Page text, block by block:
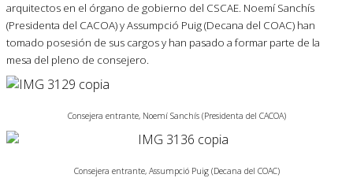
arquitectos en el órgano de gobierno del CSCAE. Noemí Sanchís
(Presidenta del CACOA) y Assumpció Puig (Decana del COAC) han
tomado posesión de sus cargos y han pasado a formar parte de la
mesa del pleno de consejero.
Consejera entrante, Noemí Sanchís (Presidenta del CACOA)
Consejera entrante, Assumpció Puig (Decana del COAC)